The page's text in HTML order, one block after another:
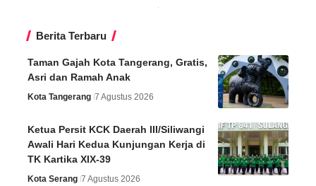
Berita Terbaru
Taman Gajah Kota Tangerang, Gratis,
Asri dan Ramah Anak
Kota Tangerang 7 Agustus 2026
Ketua Persit KCK Daerah III/Siliwangi
Awali Hari Kedua Kunjungan Kerja di
TK Kartika XIX-39
Kota Serang 7 Agustus 2026